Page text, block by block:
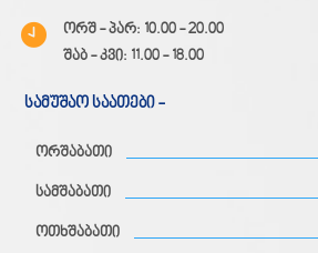
ორშ - პარ: 10.00 - 20.00
შაბ - კვი: 11.00 - 18.00
სამუშაო საათები -
ორშაბათი
სამშაბათი
ოთხშაბათი